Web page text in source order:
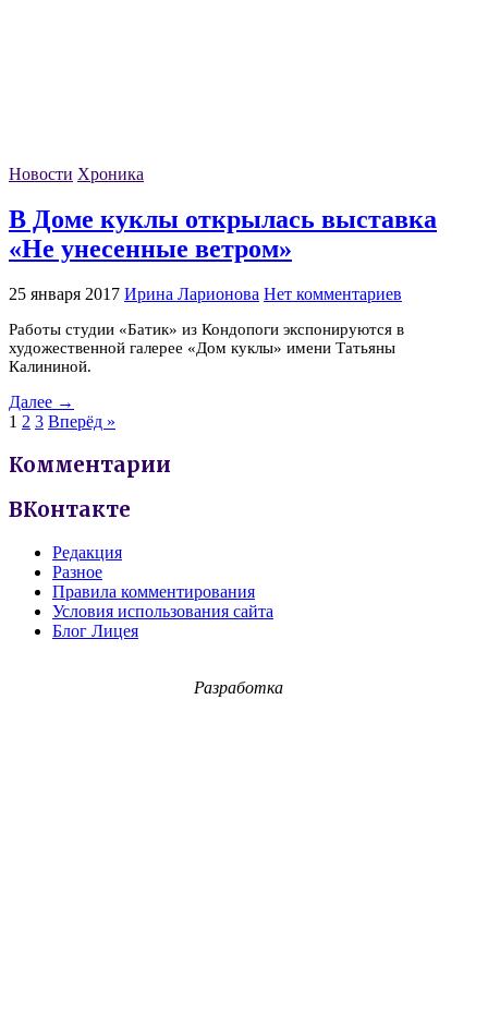
Новости Хроника
В Доме куклы открылась выставка
«Не унесенные ветром»
25 января 2017 Ирина Ларионова Нет комментариев
Работы студии «Батик» из Кондопоги экспонируются в
художественной галерее «Дом куклы» имени Татьяны
Калининой.
Далее →
1 2 3 Вперёд »
Комментарии
ВКонтакте
Редакция
Разное
Правила комментирования
Условия использования сайта
Блог Лицея
Разработка